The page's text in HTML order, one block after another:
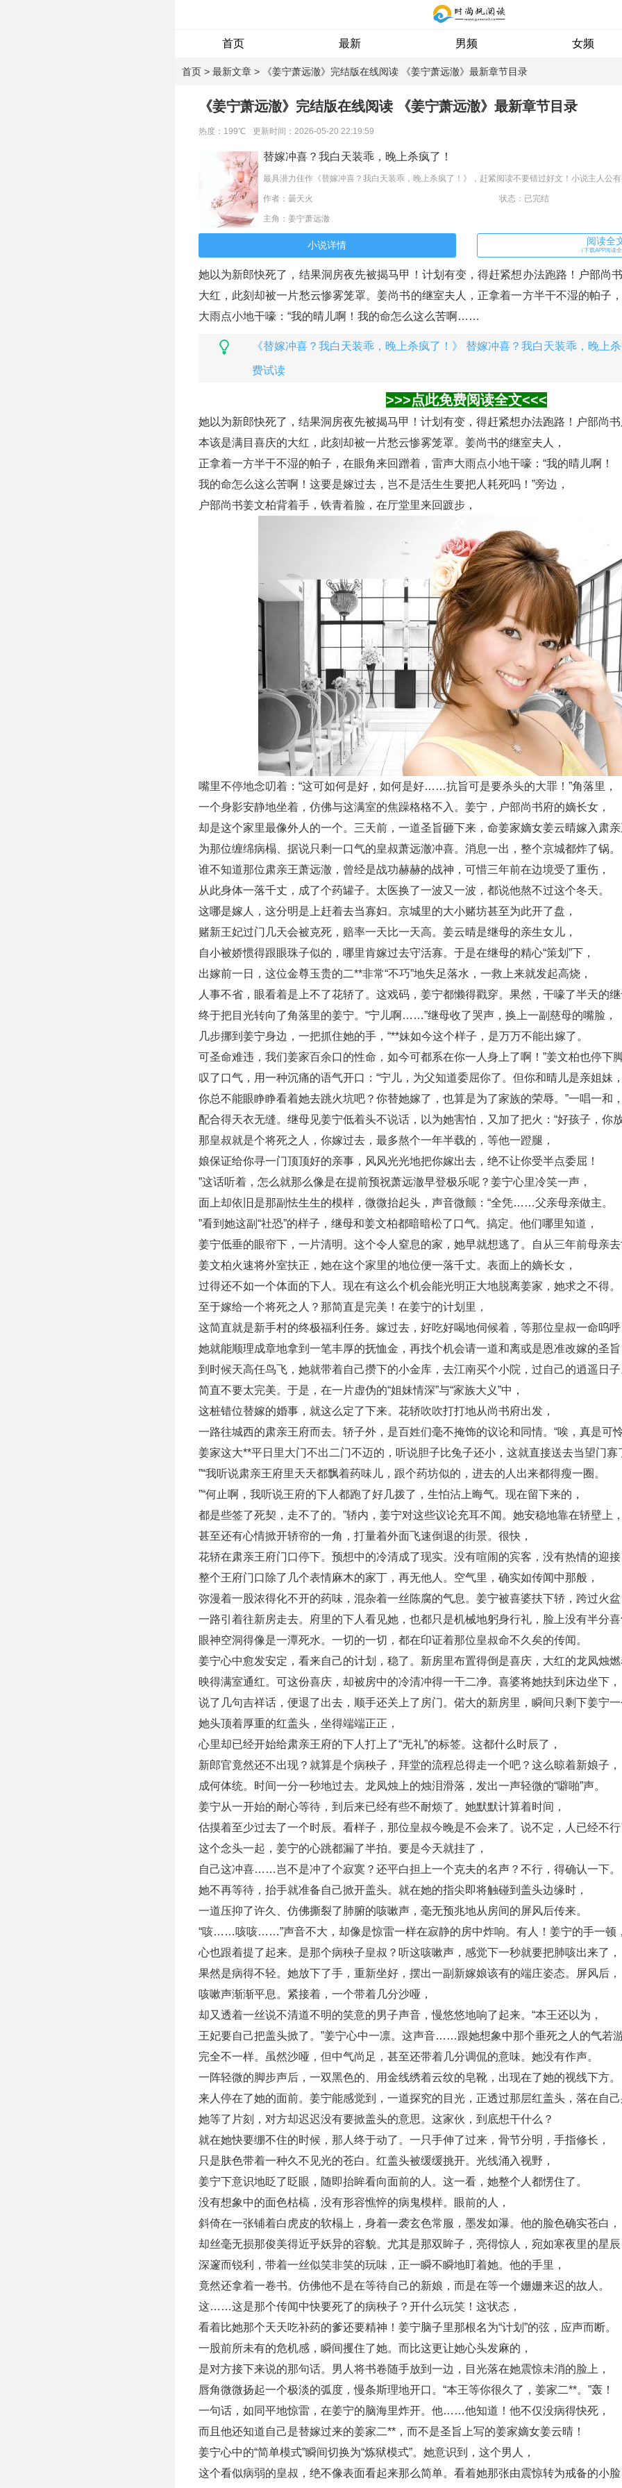
首页 最新 男频 女频
专题
首页 > 最新文章 > 《姜宁萧远澈》完结版在线阅读 《姜宁萧远澈》最新章节目录
《姜宁萧远澈》完结版在线阅读 《姜宁萧远澈》最新章节目录
热度：199℃ 更新时间：2026-05-20 22:19:59
替嫁冲喜？我白天装乖，晚上杀疯了！
作者：曇天火 状态：已完结
主角：姜宁萧远澈
阅读全
（下载APP阅读
小说详情
她以为新郎快死了，结果洞房夜先被揭马甲！计划有变，得赶紧想办法跑路！户部尚
大红，此刻却被一片愁云惨雾笼罩。姜尚书的继室夫人，正拿着一方半干不湿的帕子
大雨点小地干嚎：“我的晴儿啊！我的命怎么这么苦啊……
《替嫁冲喜？我白天装乖，晚上杀疯了！》 替嫁冲喜？我白天装乖，晚上
费试读
>>>点此免费阅读全文<<<
她以为新郎快死了，结果洞房夜先被揭马甲！计划有变，得赶紧想办法跑路！户部尚
本该是满目喜庆的大红，此刻却被一片愁云惨雾笼罩。姜尚书的继室夫人，
正拿着一方半干不湿的帕子，在眼角来回蹭着，雷声大雨点小地干嚎：“我的晴儿啊！
我的命怎么这么苦啊！这要是嫁过去，岂不是活生生要把人耗死吗！”旁边，
户部尚书姜文柏背着手，铁青着脸，在厅堂里来回踱步，
嘴里不停地念叨着：“这可如何是好，如何是好……抗旨可是要杀头的大罪！”角落里，
一个身影安静地坐着，仿佛与这满室的焦躁格格不入。姜宁，户部尚书府的嫡长女，
却是这个家里最像外人的一个。三天前，一道圣旨砸下来，命姜家嫡女姜云晴嫁入肃
为那位缠绵病榻、据说只剩一口气的皇叔萧远澈冲喜。消息一出，整个京城都炸了锅。
谁不知道那位肃亲王萧远澈，曾经是战功赫赫的战神，可惜三年前在边境受了重伤，
从此身体一落千丈，成了个药罐子。太医换了一波又一波，都说他熬不过这个冬天。
这哪是嫁人，这分明是上赶着去当寡妇。京城里的大小赌坊甚至为此开了盘，
赌新王妃过门几天会被克死，赔率一天比一天高。姜云晴是继母的亲生女儿，
自小被娇惯得跟眼珠子似的，哪里肯嫁过去守活寡。于是在继母的精心“策划”下，
出嫁前一日，这位金尊玉贵的二**非常“不巧”地失足落水，一救上来就发起高烧，
人事不省，眼看着是上不了花轿了。这戏码，姜宁都懒得戳穿。果然，干嚎了半天的
终于把目光转向了角落里的姜宁。“宁儿啊……”继母收了哭声，换上一副慈母的嘴脸，
几步挪到姜宁身边，一把抓住她的手，“**妹如今这个样子，是万万不能出嫁了。
可圣命难违，我们姜家百余口的性命，如今可都系在你一人身上了啊！”姜文柏也停下
叹了口气，用一种沉痛的语气开口：“宁儿，为父知道委屈你了。但你和晴儿是亲姐妹
你总不能眼睁睁看着她去跳火坑吧？你替她嫁了，也算是为了家族的荣辱。”一唱一和
配合得天衣无缝。继母见姜宁低着头不说话，以为她害怕，又加了把火：“好孩子，你
那皇叔就是个将死之人，你嫁过去，最多熬个一年半载的，等他一蹬腿，
娘保证给你寻一门顶顶好的亲事，风风光光地把你嫁出去，绝不让你受半点委屈！
”这话听着，怎么就那么像是在提前预祝萧远澈早登极乐呢？姜宁心里冷笑一声，
面上却依旧是那副怯生生的模样，微微抬起头，声音微颤：“全凭……父亲母亲做主。
”看到她这副“社恐”的样子，继母和姜文柏都暗暗松了口气。搞定。他们哪里知道，
姜宁低垂的眼帘下，一片清明。这个令人窒息的家，她早就想逃了。自从三年前母亲
姜文柏火速将外室扶正，她在这个家里的地位便一落千丈。表面上的嫡长女，
过得还不如一个体面的下人。现在有这么个机会能光明正大地脱离姜家，她求之不得。
至于嫁给一个将死之人？那简直是完美！在姜宁的计划里，
这简直就是新手村的终极福利任务。嫁过去，好吃好喝地伺候着，等那位皇叔一命呜
她就能顺理成章地拿到一笔丰厚的抚恤金，再找个机会请一道和离或是恩准改嫁的圣
到时候天高任鸟飞，她就带着自己攒下的小金库，去江南买个小院，过自己的逍遥日
简直不要太完美。于是，在一片虚伪的“姐妹情深”与“家族大义”中，
这桩错位替嫁的婚事，就这么定了下来。花轿吹吹打打地从尚书府出发，
一路往城西的肃亲王府而去。轿子外，是百姓们毫不掩饰的议论和同情。“唉，真是可
姜家这大**平日里大门不出二门不迈的，听说胆子比兔子还小，这就直接送去当望门寡
”“我听说肃亲王府里天天都飘着药味儿，跟个药坊似的，进去的人出来都得瘦一圈。
”“何止啊，我听说王府的下人都跑了好几拨了，生怕沾上晦气。现在留下来的，
都是些签了死契，走不了的。”轿内，姜宁对这些议论充耳不闻。她安稳地靠在轿壁上
甚至还有心情掀开轿帘的一角，打量着外面飞速倒退的街景。很快，
花轿在肃亲王府门口停下。预想中的冷清成了现实。没有喧闹的宾客，没有热情的迎
整个王府门口除了几个表情麻木的家丁，再无他人。空气里，确实如传闻中那般，
弥漫着一股浓得化不开的药味，混杂着一丝陈腐的气息。姜宁被喜婆扶下轿，跨过火
一路引着往新房走去。府里的下人看见她，也都只是机械地躬身行礼，脸上没有半分
眼神空洞得像是一潭死水。一切的一切，都在印证着那位皇叔命不久矣的传闻。
姜宁心中愈发安定，看来自己的计划，稳了。新房里布置得倒是喜庆，大红的龙凤烛
映得满室通红。可这份喜庆，却被房中的冷清冲得一干二净。喜婆将她扶到床边坐下，
说了几句吉祥话，便退了出去，顺手还关上了房门。偌大的新房里，瞬间只剩下姜宁
她头顶着厚重的红盖头，坐得端端正正，
心里却已经开始给肃亲王府的下人打上了“无礼”的标签。这都什么时辰了，
新郎官竟然还不出现？就算是个病秧子，拜堂的流程总得走一个吧？这么晾着新娘子，
成何体统。时间一分一秒地过去。龙凤烛上的烛泪滑落，发出一声轻微的“噼啪”声。
姜宁从一开始的耐心等待，到后来已经有些不耐烦了。她默默计算着时间，
估摸着至少过去了一个时辰。看样子，那位皇叔今晚是不会来了。说不定，人已经不
这个念头一起，姜宁的心跳都漏了半拍。要是今天就挂了，
自己这冲喜……岂不是冲了个寂寞？还平白担上一个克夫的名声？不行，得确认一下。
她不再等待，抬手就准备自己掀开盖头。就在她的指尖即将触碰到盖头边缘时，
一道压抑了许久、仿佛撕裂了肺腑的咳嗽声，毫无预兆地从房间的屏风后传来。
“咳……咳咳……”声音不大，却像是惊雷一样在寂静的房中炸响。有人！姜宁的手一顿
心也跟着提了起来。是那个病秧子皇叔？听这咳嗽声，感觉下一秒就要把肺咳出来了，
果然是病得不轻。她放下了手，重新坐好，摆出一副新嫁娘该有的端庄姿态。屏风后，
咳嗽声渐渐平息。紧接着，一个带着几分沙哑，
却又透着一丝说不清道不明的笑意的男子声音，慢悠悠地响了起来。“本王还以为，
王妃要自己把盖头掀了。”姜宁心中一凛。这声音……跟她想象中那个垂死之人的气若
完全不一样。虽然沙哑，但中气尚足，甚至还带着几分调侃的意味。她没有作声。
一阵轻微的脚步声后，一双黑色的、用金线绣着云纹的皂靴，出现在了她的视线下方。
来人停在了她的面前。姜宁能感觉到，一道探究的目光，正透过那层红盖头，落在自
她等了片刻，对方却迟迟没有要掀盖头的意思。这家伙，到底想干什么？
就在她快要绷不住的时候，那人终于动了。一只手伸了过来，骨节分明，手指修长，
只是肤色带着一种久不见光的苍白。红盖头被缓缓挑开。光线涌入视野，
姜宁下意识地眨了眨眼，随即抬眸看向面前的人。这一看，她整个人都愣住了。
没有想象中的面色枯槁，没有形容憔悴的病鬼模样。眼前的人，
斜倚在一张铺着白虎皮的软榻上，身着一袭玄色常服，墨发如瀑。他的脸色确实苍白，
却丝毫无损那俊美得近乎妖异的容貌。尤其是那双眸子，亮得惊人，宛如寒夜里的星
深邃而锐利，带着一丝似笑非笑的玩味，正一瞬不瞬地盯着她。他的手里，
竟然还拿着一卷书。仿佛他不是在等待自己的新娘，而是在等一个姗姗来迟的故人。
这……这是那个传闻中快要死了的病秧子？开什么玩笑！这状态，
看着比她那个天天吃补药的爹还要精神！姜宁脑子里那根名为“计划”的弦，应声而断。
一股前所未有的危机感，瞬间攫住了她。而比这更让她心头发麻的，
是对方接下来说的那句话。男人将书卷随手放到一边，目光落在她震惊未消的脸上，
唇角微微扬起一个极淡的弧度，慢条斯理地开口。“本王等你很久了，姜家二**。”轰！
一句话，如同平地惊雷，在姜宁的脑海里炸开。他……他知道！他不仅没病得快死，
而且他还知道自己是替嫁过来的姜家二**，而不是圣旨上写的姜家嫡女姜云晴！
姜宁心中的“简单模式”瞬间切换为“炼狱模式”。她意识到，这个男人，
这个看似病弱的皇叔，绝不像表面看起来那么简单。看着她那张由震惊转为戒备的小